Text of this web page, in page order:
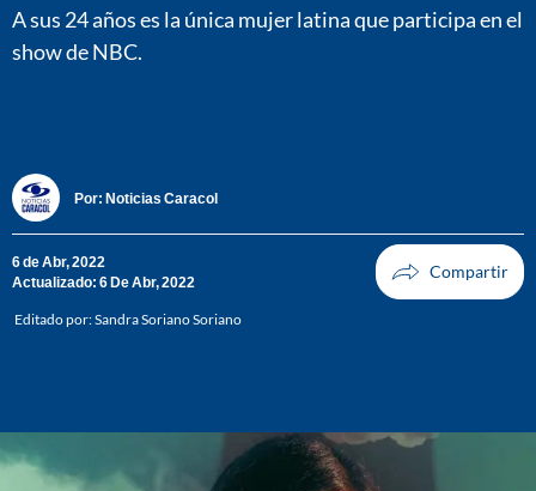
A sus 24 años es la única mujer latina que participa en el
show de NBC.
Por: Noticias Caracol
6 de Abr, 2022
Actualizado: 6 De Abr, 2022
Editado por:Sandra Soriano Soriano